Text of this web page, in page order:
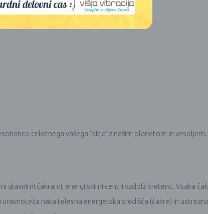
celotnega vašega ‘bitja’ z našim planetom in vesoljem.
čakrami, energijskimi centri vzdolž vretenc. Vsaka
naša telesna energetska središča (čakre) in